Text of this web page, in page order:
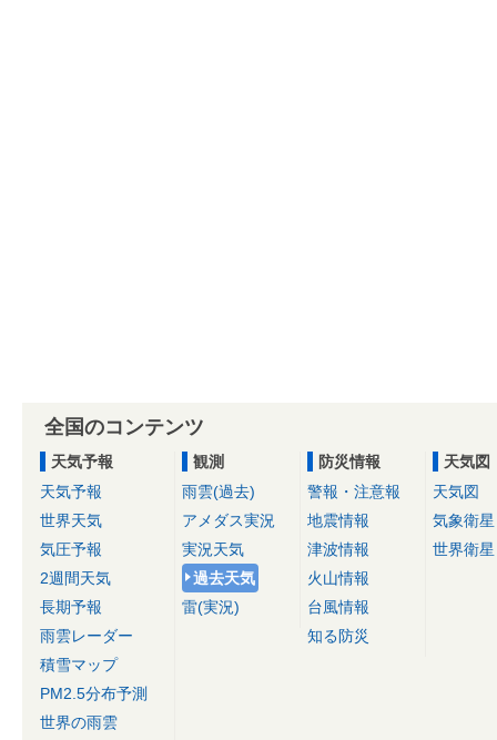
全国のコンテンツ
天気予報
天気予報
世界天気
気圧予報
2週間天気
長期予報
雨雲レーダー
積雪マップ
PM2.5分布予測
世界の雨雲
観測
雨雲(過去)
アメダス実況
実況天気
過去天気
雷(実況)
防災情報
警報・注意報
地震情報
津波情報
火山情報
台風情報
知る防災
天気図
天気図
気象衛星
世界衛星